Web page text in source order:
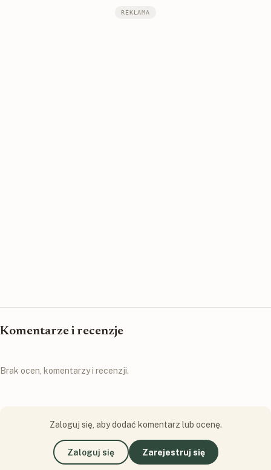
REKLAMA
Komentarze i recenzje
Brak ocen, komentarzy i recenzji.
Zaloguj się, aby dodać komentarz lub ocenę.
Zaloguj się Zarejestruj się